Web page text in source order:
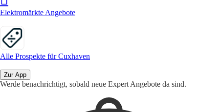
Elektromärkte Angebote
Alle Prospekte für Cuxhaven
Zur App
Werde benachrichtigt, sobald neue Expert Angebote da sind.